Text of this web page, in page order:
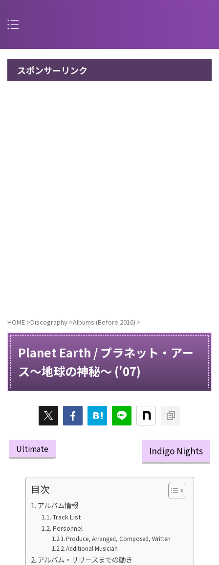
スポンサーリンク
HOME >Discography >Albums (Before 2016) >
Planet Earth / プラネット・アー
ス～地球の神秘～ ('07)
Ultimate Indigo Nights
目次
アルバム情報
Track List
Personnel
Produce, Arranged, Composed, Written
Additional Musician
アルバム・リリースまでの動き